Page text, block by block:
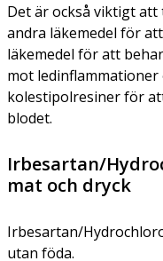
Det är också viktigt
andra läkemedel för
läkemedel för att
mot
kolestipolresiner för
blodet.
Irbesartan/
mat och dryck
Irbesartan/
utan föda.